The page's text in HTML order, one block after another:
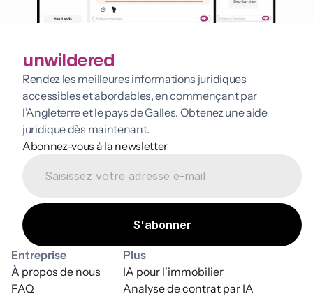
unwildered
Rendez les meilleures informations juridiques
accessibles et abordables, en commençant par
l’Angleterre et le pays de Galles. Obtenez une aide
juridique dès maintenant.
Abonnez-vous à la newsletter
Entreprise
À propos de nous
FAQ
Plus
Analyse de contrat par IA
IA pour l'immobilier